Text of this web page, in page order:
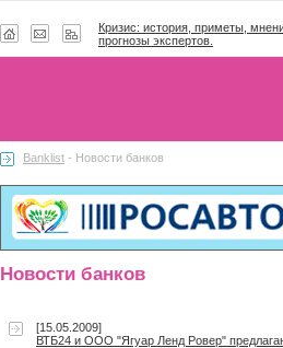
Кризис: история, приметы,
прогнозы экспертов.
Banklist - Новости банков
Новости банков
[15.05.2009]
ВТБ24 и ООО "Ягуар Ленд Ровер"